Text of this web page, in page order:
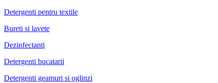
Detergenti pentru textile
Bureti si lavete
Dezinfectanti
Detergenti bucatarii
Detergenti geamuri si oglinzi